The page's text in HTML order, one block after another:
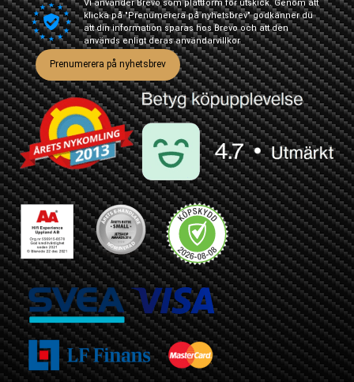
Vi använder Brevo som plattform för utskick. Genom att
klicka på "Prenumerera på nyhetsbrev" godkänner du
att din information sparas hos Brevo och att den
används enligt derasanvändarvillkor
Prenumerera på nyhetsbrev